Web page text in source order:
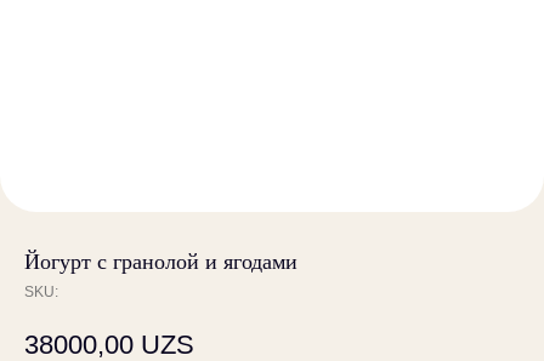
Йогурт с гранолой и ягодами
SKU:
38000,00 UZS